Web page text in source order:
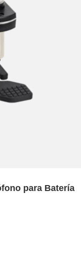
para Batería